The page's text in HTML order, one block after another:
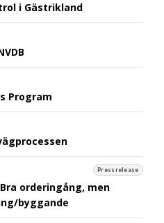
i Gästrikland
Program
Pressrelease
orderingång, men
byggande